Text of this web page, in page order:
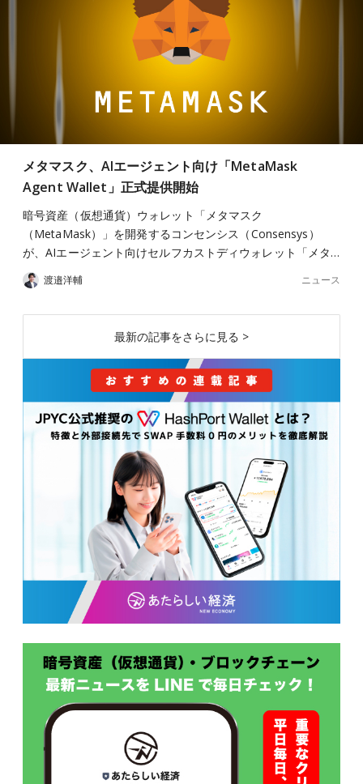
メタマスク、AIエージェント向け「MetaMask
Agent Wallet」正式提供開始
暗号資産（仮想通貨）ウォレット「メタマスク
（MetaMask）」を開発するコンセンシス（Consensys）
が、AIエージェント向けセルフカストディウォレット「メタ…
渡邉洋輔 ニュース
最新の記事をさらに見る >